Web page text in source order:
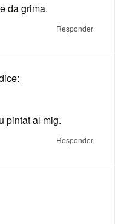
da grima.
Responder
pintat al mig.
Responder